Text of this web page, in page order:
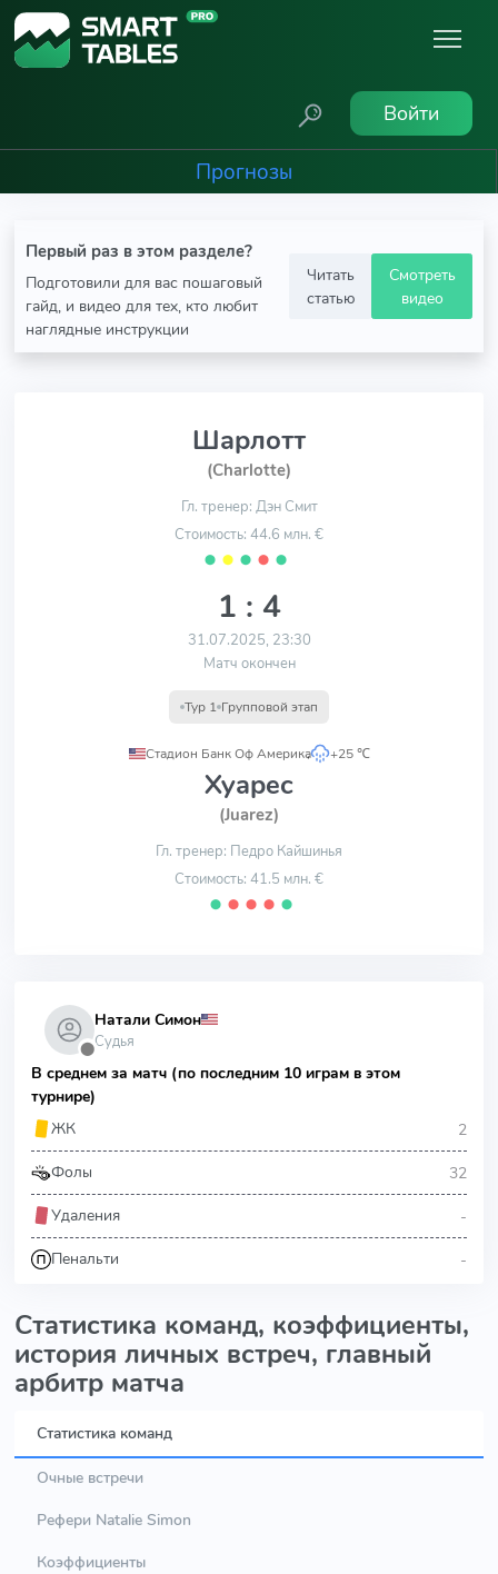
Войти
Прогнозы
Первый раз в этом разделе?
Подготовили для вас пошаговый
гайд, и видео для тех, кто любит
наглядные инструкции
Читать
статью
Смотреть
видео
Шарлотт
(Charlotte)
Гл. тренер: Дэн Смит
Стоимость: 44.6 млн. €
⬤ ⬤ ⬤ ⬤ ⬤
1 : 4
31.07.2025, 23:30
Матч окончен
Тур 1 Групповой этап
Стадион Банк Оф Америка
, +25 ℃
Хуарес
(Juarez)
Гл. тренер: Педро Кайшинья
Стоимость: 41.5 млн. €
⬤ ⬤ ⬤ ⬤ ⬤
⬤
Натали Симон
Судья
В среднем за матч (по последним 10 играм в этом
турнире)
ЖК
2
Фолы 32
Удаления -
Пенальти -
Статистика команд, коэффициенты,
история личных встреч, главный
арбитр матча
Статистика команд
Очные встречи
Рефери Natalie Simon
Коэффициенты